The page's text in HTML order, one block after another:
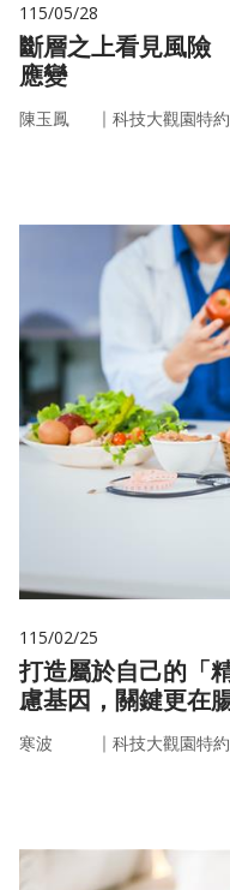
115/05/28
斷層之上看見風險
應變
陳玉鳳 ｜ 科技大觀園特
115/02/25
打造屬於自己的「
慮基因，關鍵更在
寒波 ｜ 科技大觀園特